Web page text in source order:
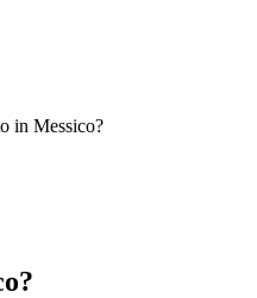
in Messico?